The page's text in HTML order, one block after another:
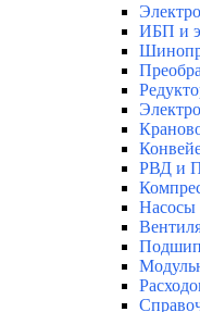
ИБП и
РВД и
Насосы